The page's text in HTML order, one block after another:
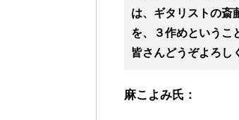
は、ギタリストの斎
を、３作めというこ
皆さんどうぞよろし
麻こよみ氏：